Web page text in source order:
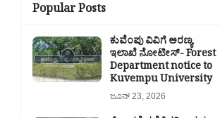
Popular Posts
ಕುವೆಂಪು ವಿವಿಗೆ ಅರಣ್ಯ
ಇಲಾಖೆ ನೋಟೀಸ್- Forest
Department notice to
Kuvempu University
ಜೂನ್ 23, 2026